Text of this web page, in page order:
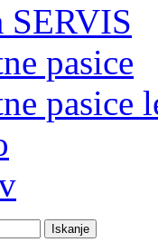
SERVIS
pasice
pasice